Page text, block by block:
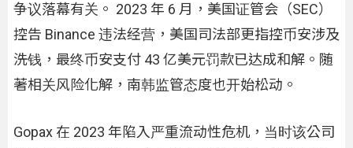
争议落幕有关。 2023 年 6 月，美国证管会（SEC）
控告 Binance 违法经营，美国司法部更指控币安涉及
洗钱，最终币安支付 43 亿美元罚款已达成和解。随
著相关风险化解，南韩监管态度也开始松动。
Gopax 在 2023 年陷入严重流动性危机，当时该公司